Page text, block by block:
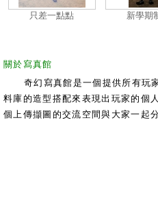
只差一點點 新學期
關於寫真館
奇幻寫真館是一個提供所有玩
料庫的造型搭配來表現出玩家的個
個上傳擷圖的交流空間與大家一起